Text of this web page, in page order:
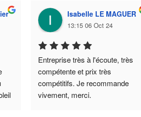
Isabelle LE MAGUER
13:15 06 Oct 24
Entreprise très à l'écoute, très
compétente et prix très
compétitifs. Je recommande
vivement, merci.